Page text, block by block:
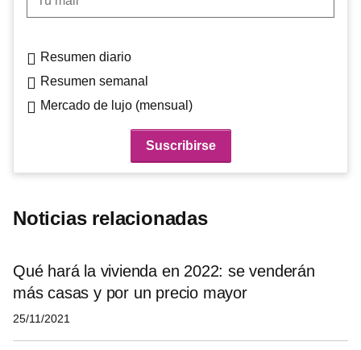
Resumen diario
Resumen semanal
Mercado de lujo (mensual)
Noticias relacionadas
Qué hará la vivienda en 2022: se venderán
más casas y por un precio mayor
25/11/2021